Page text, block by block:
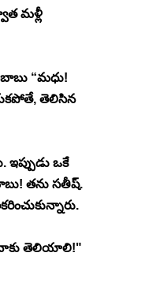
మళ్లీ
“మధు!
తెలిసిన
ఒకే
తను సతీష్.
నాకు తెలియాలి!"